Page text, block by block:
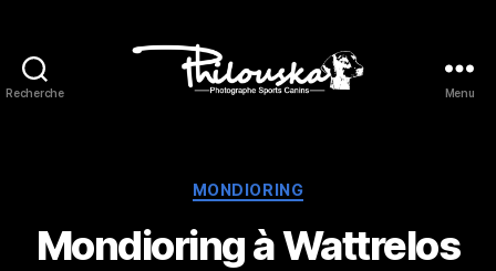
Recherche Menu
Catégories
MONDIORING
Mondioring à Wattrelos